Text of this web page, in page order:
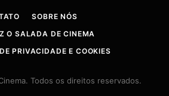
SOBRE NÓS
O SALADA DE CINEMA
PRIVACIDADE E COOKIES
Todos os direitos reservados.